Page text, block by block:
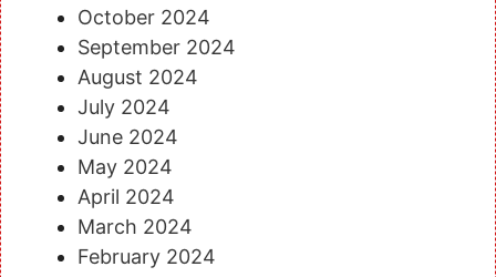
October 2024
September 2024
August 2024
July 2024
June 2024
May 2024
April 2024
March 2024
February 2024